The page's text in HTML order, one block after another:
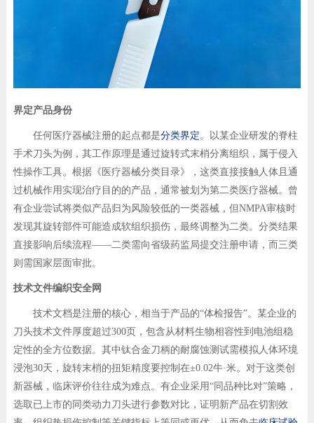
界定产品身份
任何医疗器械注册的起点都是分类界定 。以某企业研发的脊柱
手术刀头为例，其工作原理是通过旋转式末梢分离组织，属于侵入
性操作工具。根据《医疗器械分类目录》，这类直接接触人体且通
过机械作用实现治疗目的的产品，通常被划为第二类医疗器械。曾
有企业尝试将类似产品归为风险较低的一类器械，但NMPA审核时
发现其旋转部件可能造成软组织损伤，最终调整为二类。分类结果
直接影响后续流程——二类需向省级药监局提交注册申请，而三类
则需国家层面审批。
​技术文件编织安全网
技术文档是注册的核心，相当于产品的“体检报告”。某企业的
刀头技术文件厚度超过300页，包含从材料生物相容性到电池组稳
定性的全方位数据。其中钛合金刀柄的耐腐蚀测试需模拟人体环境
浸泡30天，旋转末梢的扭矩精度要控制在±0.02牛·米。对于这类创
新器械，临床评价往往成为难点。有企业采用“同品种比对”策略，
选取已上市的同类动力刀头进行参数对比，证明新产品在切割效